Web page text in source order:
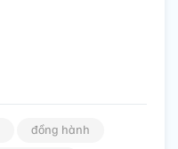
đồng hành